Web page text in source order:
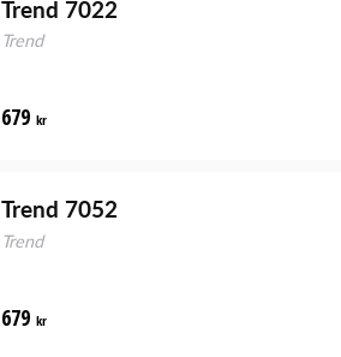
Trend 7022
Trend
679 kr
Trend 7052
Trend
679 kr